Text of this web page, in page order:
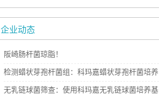
企业动态
阪崎肠杆菌琼脂！
检测蜡状芽孢杆菌组：科玛嘉蜡状芽孢杆菌培养
基！
无乳链球菌筛查：使用科玛嘉无乳链球菌培养基